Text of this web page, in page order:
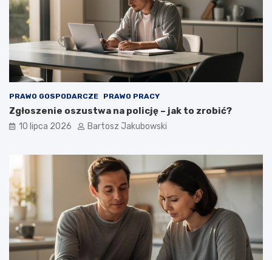
PRAWO GOSPODARCZE PRAWO PRACY
Zgłoszenie oszustwa na policję – jak to zrobić?
10 lipca 2026 Bartosz Jakubowski